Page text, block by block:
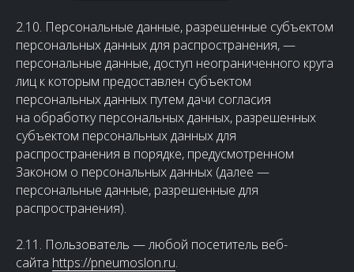
2.10. Персональные данные, разрешенные субъектом
персональных данных для распространения, —
персональные данные, доступ неограниченного круга
лиц к которым предоставлен субъектом
персональных данных путем дачи согласия
на обработку персональных данных, разрешенных
субъектом персональных данных для
распространения в порядке, предусмотренном
Законом о персональных данных (далее —
персональные данные, разрешенные для
распространения).
2.11. Пользователь — любой посетитель веб-
сайта https://pneumoslon.ru.